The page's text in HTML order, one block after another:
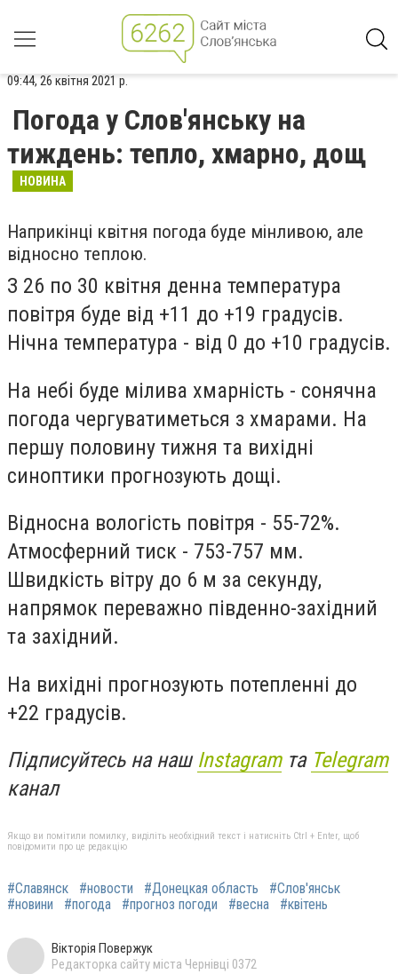
09:44, 26 квітня 2021 р.
Погода у Слов'янську на
тиждень: тепло, хмарно, дощ
НОВИНА
Наприкінці квітня погода буде мінливою, але
відносно теплою.
З 26 по 30 квітня денна температура
повітря буде від +11 до +19 градусів.
Нічна температура - від 0 до +10 градусів.
На небі буде мілива хмарність - сонячна
погода чергуватиметься з хмарами. На
першу половину тижня та вихідні
синоптики прогнозують дощі.
Відносна вологість повітря - 55-72%.
Атмосферний тиск - 753-757 мм.
Швидкість вітру до 6 м за секунду,
напрямок переважно південно-західний
та західний.
На вихідні прогнозують потепленні до
+22 градусів.
Підписуйтесь на наш Instagramта Telegram
канал
Якщо ви помітили помилку, виділіть необхідний текст і натисніть Ctrl + Enter, щоб
повідомити про це редакцію
#Славянск #новости #Донецкая область
#Слов'янськ
#новини
#погода #прогноз погоди #весна #квітень
Вікторія Повержук
Редакторка сайту міста Чернівці 0372